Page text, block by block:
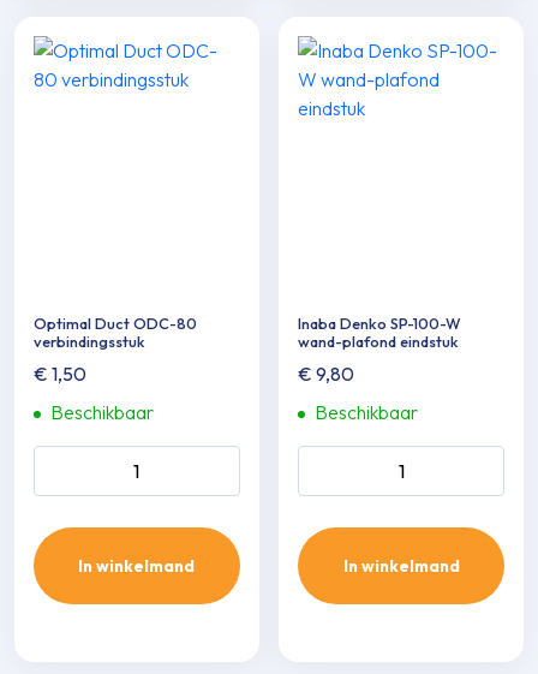
Optimal Duct ODC-80
verbin­dingsstuk
€ 1,50
Beschikbaar
In winkelmand
Inaba Denko SP-100-W
wand-plafond eindstuk
€ 9,80
Beschikbaar
In winkelmand